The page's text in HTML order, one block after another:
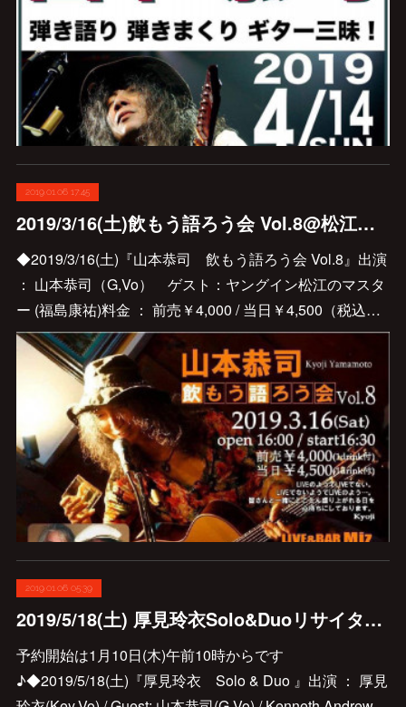
2019.01.06 17:45
2019/3/16(土)飲もう語ろう会 Vol.8@松江Mizが開催されます♪
◆2019/3/16(土)『山本恭司 飲もう語ろう会 Vol.8』出演
： 山本恭司（G,Vo） ゲスト：ヤングイン松江のマスタ
ー (福島康祐)料金 ： 前売￥4,000 / 当日￥4,500（税込…
2019.01.06 05:39
2019/5/18(土) 厚見玲衣Solo&Duoリサイタル Guest出演のお知らせです♪
予約開始は1月10日(木)午前10時からです
♪◆2019/5/18(土)『厚見玲衣 Solo & Duo 』出演 ： 厚見